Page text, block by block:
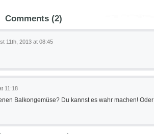
Comments (2)
11th, 2013 at 08:45
11:18
Balkongemüse? Du kannst es wahr machen! Oder